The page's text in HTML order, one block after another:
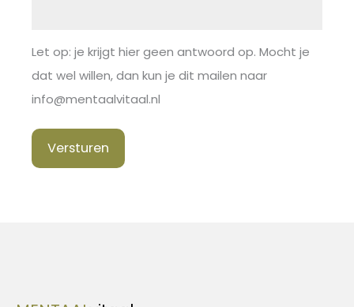
Let op: je krijgt hier geen antwoord op. Mocht je
dat wel willen, dan kun je dit mailen naar
info@mentaalvitaal.nl
Versturen